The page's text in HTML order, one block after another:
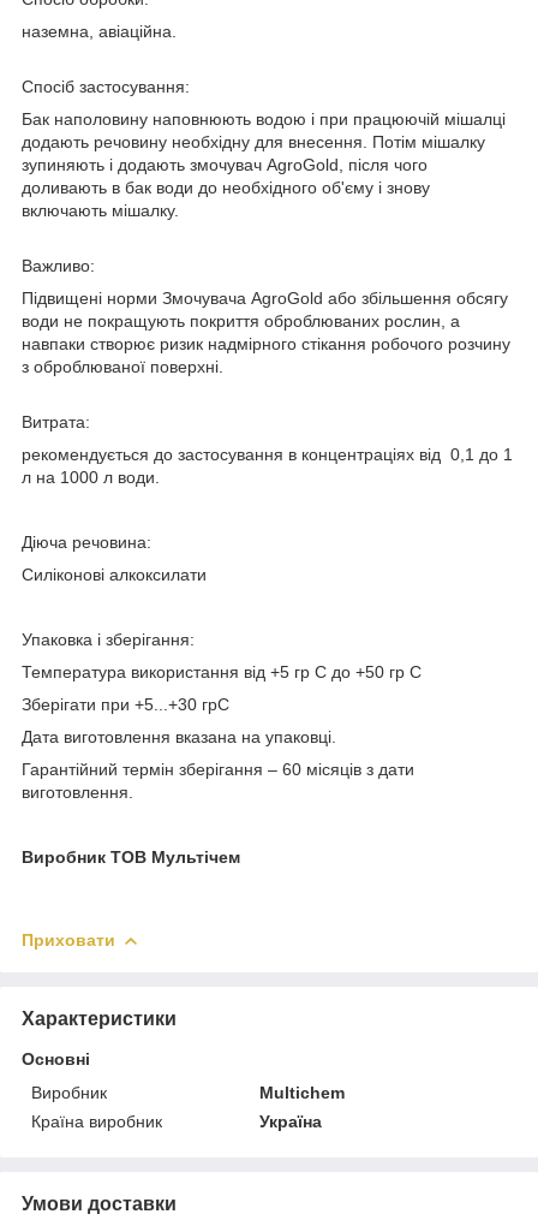
наземна, авіаційна.
Спосіб застосування:
Бак наполовину наповнюють водою і при працюючій мішалці
додають речовину необхідну для внесення. Потім мішалку
зупиняють і додають змочувач AgroGold, після чого
доливають в бак води до необхідного об'єму і знову
включають мішалку.
Важливо:
Підвищені норми Змочувача AgroGold або збільшення обсягу
води не покращують покриття оброблюваних рослин, а
навпаки створює ризик надмірного стікання робочого розчину
з оброблюваної поверхні.
Витрата:
рекомендується до застосування в концентраціях від 0,1 до 1
л на 1000 л води.
Діюча речовина:
Силіконові алкоксилати
Упаковка і зберігання:
Температура використання від +5 гр С до +50 гр С
Зберігати при +5...+30 грС
Дата виготовлення вказана на упаковці.
Гарантійний термін зберігання – 60 місяців з дати
виготовлення.
Виробник ТОВ Мультічем
Приховати
Характеристики
Основні
Виробник
Multichem
Країна виробник
Україна
Умови доставки